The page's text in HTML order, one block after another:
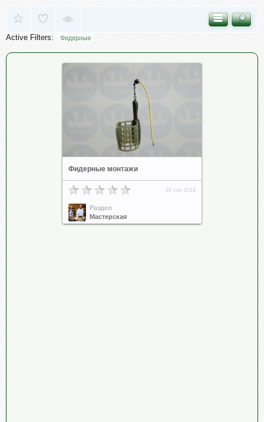
Active Filters: Фидерные
Фидерные монтажи
16 сен 2014
Раздел
Мастерская